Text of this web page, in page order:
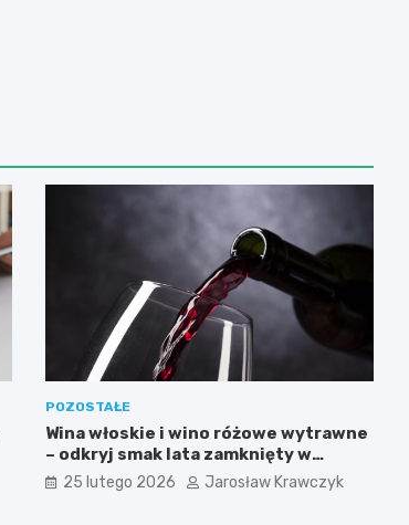
POZOSTAŁE
Wina włoskie i wino różowe wytrawne
– odkryj smak lata zamknięty w
butelce
25 lutego 2026 Jarosław Krawczyk